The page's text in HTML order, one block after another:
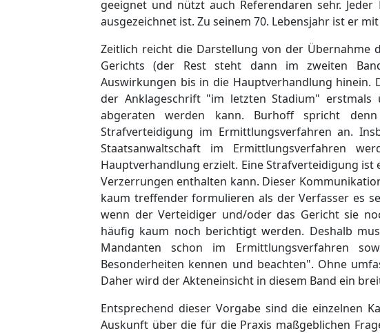
geeignet und nützt auch Referendaren sehr.
ausgezeichnet ist. Zu seinem 70. Lebensjahr ist er
Zeitlich reicht die Darstellung von der Übernahme
Gerichts (der Rest steht dann im zweiten
Auswirkungen bis in die Hauptverhandlung hinein.
der Anklageschrift "im letzten Stadium"
abgeraten werden kann. Burhoff spricht
Strafverteidigung im Ermittlungsverfahren an.
Staatsanwaltschaft im Ermittlungsverfahren
Hauptverhandlung erzielt. Eine Strafverteidigung
Verzerrungen enthalten kann. Dieser
kaum treffender formulieren als der Verfasser es
wenn der Verteidiger und/oder das Gericht sie
häufig kaum noch berichtigt werden. Deshalb
Mandanten schon im Ermittlungsverfahren
Besonderheiten kennen und beachten". Ohne
Daher wird der Akteneinsicht in diesem Band ein
Entsprechend dieser Vorgabe sind die einzelnen
Auskunft über die für die Praxis maßgeblichen